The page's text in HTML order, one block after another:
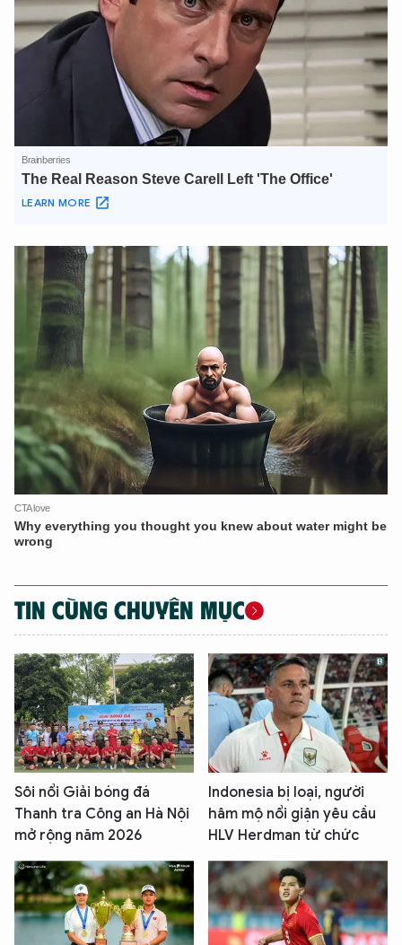
TIN CÙNG CHUYÊN MỤC
Sôi nổi Giải bóng đá
Thanh tra Công an Hà Nội
mở rộng năm 2026
Indonesia bị loại, người
hâm mộ nổi giận yêu cầu
HLV Herdman từ chức
XIN CHÀO,
TÔI LÀ CHATBOT CỦA
Hãy hỏi tôi bất kỳ điều gì bạn cần biết về
An Ninh Thủ Đô nhé. Tôi sẵn sàng hỗ trợ!